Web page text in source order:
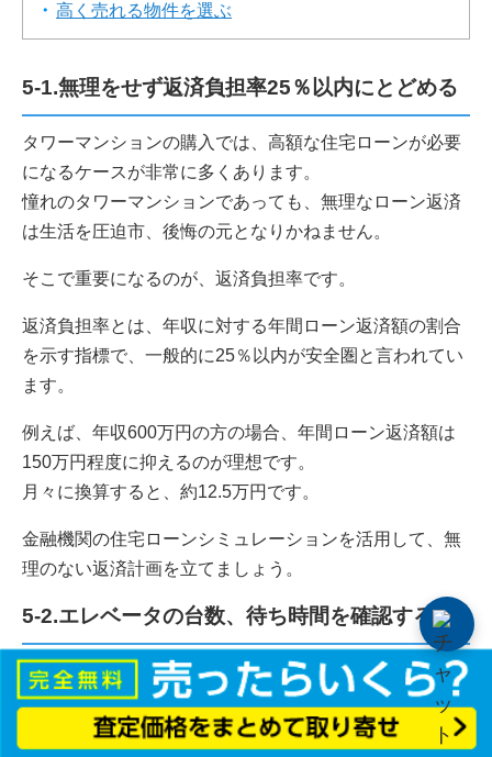
高く売れる物件を選ぶ
5-1.無理をせず返済負担率25％以内にとどめる
タワーマンションの購入では、高額な住宅ローンが必要
になるケースが非常に多くあります。
憧れのタワーマンションであっても、無理なローン返済
は生活を圧迫市、後悔の元となりかねません。
そこで重要になるのが、返済負担率です。
返済負担率とは、年収に対する年間ローン返済額の割合
を示す指標で、一般的に25％以内が安全圏と言われてい
ます。
例えば、年収600万円の方の場合、年間ローン返済額は
150万円程度に抑えるのが理想です。
月々に換算すると、約12.5万円です。
金融機関の住宅ローンシミュレーションを活用して、無
理のない返済計画を立てましょう。
5-2.エレベータの台数、待ち時間を確認する
エレベーターの利便性は、タワーマンションならではの
注意点です。
タワーマンションに住んだ方の多くが、外出に時間がか